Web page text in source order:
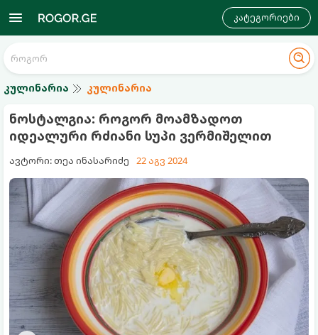
კატეგორიები
კულინარია კულინარია
ნოსტალგია: როგორ მოამზადოთ
იდეალური რძიანი სუპი ვერმიშელით
ავტორი: თეა ინასარიძე 22 აგვ 2024